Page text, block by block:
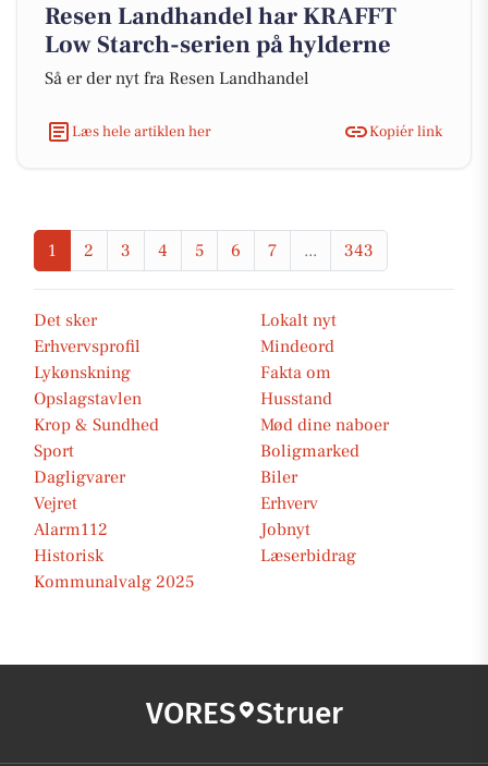
Resen Landhandel har KRAFFT
Low Starch-serien på hylderne
Så er der nyt fra Resen Landhandel
Læs hele artiklen her Kopiér link
1 2 3 4 5 6 7 ... 343
Det sker
Lokalt nyt
Erhvervsprofil
Mindeord
Lykønskning
Fakta om
Opslagstavlen
Husstand
Krop & Sundhed
Mød dine naboer
Sport
Boligmarked
Dagligvarer
Biler
Vejret
Erhverv
Alarm112
Jobnyt
Historisk
Læserbidrag
Kommunalvalg 2025
VORES Struer